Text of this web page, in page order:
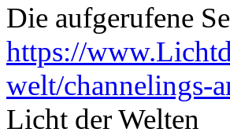
Die aufgerufene
https://
welt/channelings-
Licht der Welten